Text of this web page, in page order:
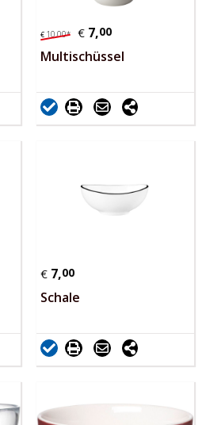
€ 10,00* € 7,00
Multischüssel
€ 7,00
Schale